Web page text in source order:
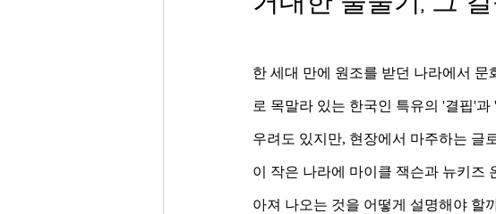
한 세대 만에 원조를 받던 나라에서
로 목말라 있는 한국인 특유의 '결핍'
우려도 있지만, 현장에서 마주하는 글
이 작은 나라에 마이클 잭슨과 뉴키즈
아져 나오는 것을 어떻게 설명해야 할